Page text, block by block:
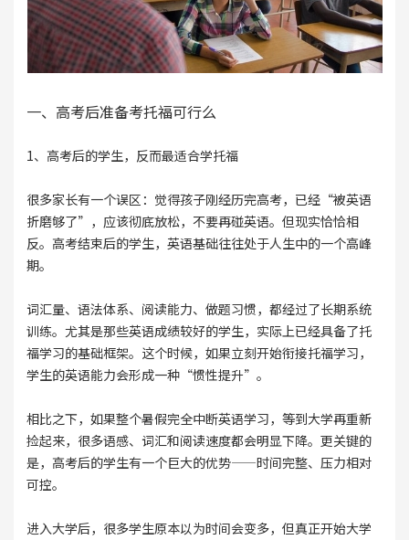
一、高考后准备考托福可行么
1、高考后的学生，反而最适合学托福
很多家长有一个误区：觉得孩子刚经历完高考，已经“被英语
折磨够了”，应该彻底放松，不要再碰英语。但现实恰恰相
反。高考结束后的学生，英语基础往往处于人生中的一个高峰
期。
词汇量、语法体系、阅读能力、做题习惯，都经过了长期系统
训练。尤其是那些英语成绩较好的学生，实际上已经具备了托
福学习的基础框架。这个时候，如果立刻开始衔接托福学习，
学生的英语能力会形成一种“惯性提升”。
相比之下，如果整个暑假完全中断英语学习，等到大学再重新
捡起来，很多语感、词汇和阅读速度都会明显下降。更关键的
是，高考后的学生有一个巨大的优势——时间完整、压力相对
可控。
进入大学后，很多学生原本以为时间会变多，但真正开始大学